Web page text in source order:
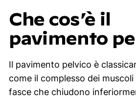
Che cos’è il
pavimento
Il pavimento pelvico è
come il complesso dei
fasce che chiudono